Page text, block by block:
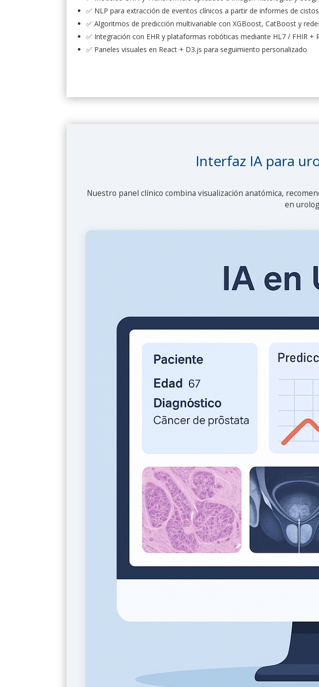
✅ NLP para extracción de eventos clínicos a partir de informes de
✅ Algoritmos de predicción multivariable con XGBoost, CatBoost y
✅ Integración con EHR y plataformas robóticas mediante HL7 / FHIR +
✅ Paneles visuales en React + D3.js para seguimiento personalizado
Interfaz IA para
Nuestro panel clínico combina visualización anatómica,
en